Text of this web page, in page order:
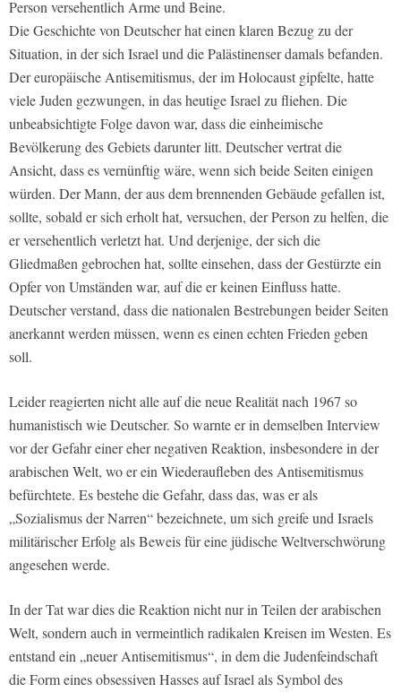
Person versehentlich Arme und Beine.
Die Geschichte von Deutscher hat einen klaren Bezug zu der
Situation, in der sich Israel und die Palästinenser damals befanden.
Der europäische Antisemitismus, der im Holocaust gipfelte, hatte
viele Juden gezwungen, in das heutige Israel zu fliehen. Die
unbeabsichtigte Folge davon war, dass die einheimische
Bevölkerung des Gebiets darunter litt. Deutscher vertrat die
Ansicht, dass es vernünftig wäre, wenn sich beide Seiten einigen
würden. Der Mann, der aus dem brennenden Gebäude gefallen ist,
sollte, sobald er sich erholt hat, versuchen, der Person zu helfen, die
er versehentlich verletzt hat. Und derjenige, der sich die
Gliedmaßen gebrochen hat, sollte einsehen, dass der Gestürzte ein
Opfer von Umständen war, auf die er keinen Einfluss hatte.
Deutscher verstand, dass die nationalen Bestrebungen beider Seiten
anerkannt werden müssen, wenn es einen echten Frieden geben
soll.
Leider reagierten nicht alle auf die neue Realität nach 1967 so
humanistisch wie Deutscher. So warnte er in demselben Interview
vor der Gefahr einer eher negativen Reaktion, insbesondere in der
arabischen Welt, wo er ein Wiederaufleben des Antisemitismus
befürchtete. Es bestehe die Gefahr, dass das, was er als
„Sozialismus der Narren“ bezeichnete, um sich greife und Israels
militärischer Erfolg als Beweis für eine jüdische Weltverschwörung
angesehen werde.
In der Tat war dies die Reaktion nicht nur in Teilen der arabischen
Welt, sondern auch in vermeintlich radikalen Kreisen im Westen. Es
entstand ein „neuer Antisemitismus“, in dem die Judenfeindschaft
die Form eines obsessiven Hasses auf Israel als Symbol des